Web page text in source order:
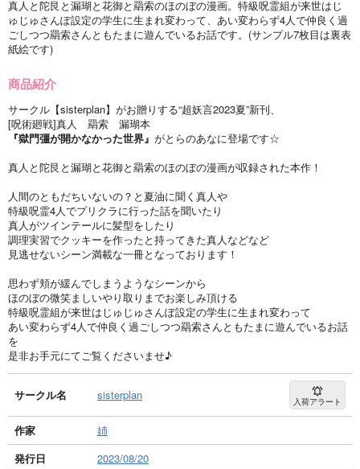
真人と陀艮と漏瑚と花御と羂索のほのぼの漫画。特級呪霊組が来世はじ
ゅじゅさんぽ設定の学生に生まれ変わって、あい変わらず4人で仲良く過
ごしつつ羂索さんともたまに遊んでいるお話です。(サンプル7枚目は裏表
紙絵です)
商品紹介
サークル【sisterplan】がお贈りする“超妖言2023夏”新刊、
[呪術廻戦]真人 羂索 漏瑚本
『獄門彊が開かなかった世界』 がとらのあなに登場です☆
真人と陀艮と漏瑚と花御と羂索のほのぼの漫画が収録された本作！
人間のともだちいないの？と夏油に聞く真人や
特級呪霊4人でプリクラに行った話を聞いたり
真人がツインテールに髪型をしたり
調理実習でクッキーを作ったと持ってきた真人などなど
見逃せないシーン満載な一冊となっております！
思わず頬が緩んでしまうようなシーンから
ほのぼの微笑ましいやり取りまでお楽しみ頂ける
特級呪霊組が来世はじゅじゅさんぽ設定の学生に生まれ変わって
あい変わらず4人で仲良く過ごしつつ羂索さんともたまに遊んでいるお話
を
是非お手元にてご覧くださいませ♪
サークル名 sisterplan 入荷アラート
作家
姉
発行日
2023/08/20